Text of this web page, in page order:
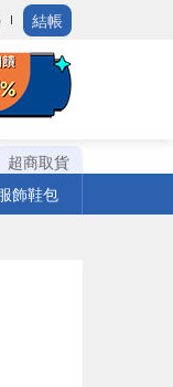
結帳
超商取貨
飾鞋包